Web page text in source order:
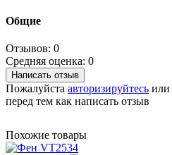
Общие
Отзывов: 0
Средняя оценка: 0
Написать отзыв
Пожалуйста авторизируйтесь или
перед тем как написать отзыв
Похожие товары